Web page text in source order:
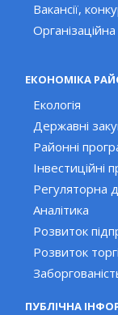
Вакансії,
ЕКОНОМІКА
Екологія
Державні
Районні
Інвестиційні
Регуляторна
Аналітика
Розвиток
Розвиток
ПУБЛІЧНА